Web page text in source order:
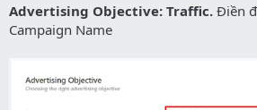
Advertising Objective: Traffic. Điền
Campaign Name